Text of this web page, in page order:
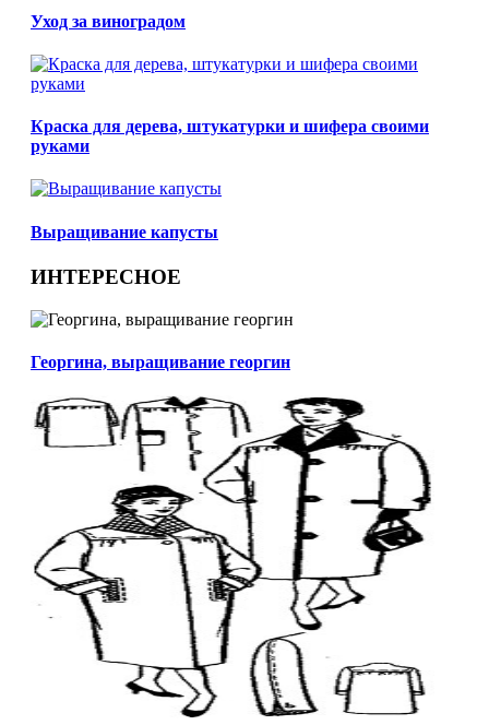
Уход за виноградом
Краска для дерева, штукатурки и шифера своими
руками
Выращивание капусты
ИНТЕРЕСНОЕ
Георгина, выращивание георгин